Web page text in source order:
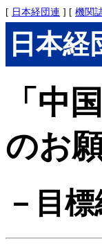
[ 日本経団連 ] [ 機関
日本経
「中
のお
－目